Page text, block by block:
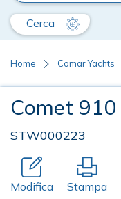
Cerca
Home Comar Yachts
Comet 910
STW000223
Modifica Stampa